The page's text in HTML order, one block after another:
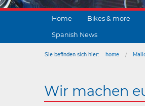
Home Bikes & more
Spanish News
Sie befinden sich hier: home
Wir machen